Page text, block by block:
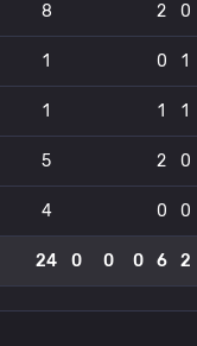
8 2 0
1 0 1
1 1 1
5 2 0
4 0 0
24 0 0 0 6 2